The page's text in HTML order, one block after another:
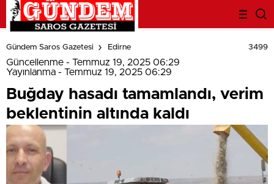
deneme
bonusu
evden
eve
nakliyat
veren
bahis
siteleri
bahis
siteleri
popüler
casino
siteleri
ofis
Gündem Saros Gazetesi Edirne 3499
Güncellenme - Temmuz 19, 2025 06:29
Yayınlanma - Temmuz 19, 2025 06:29
Buğday hasadı tamamlandı, verim
beklentinin altında kaldı